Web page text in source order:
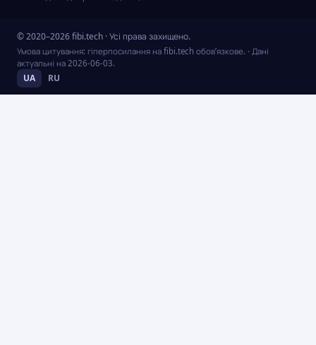
© 2020–2026 fibi.tech · Усі права захищено.
Умова цитування: гіперпосилання на fibi.tech обов’язкове. · Дані
актуальні на 2026-06-03.
UA RU